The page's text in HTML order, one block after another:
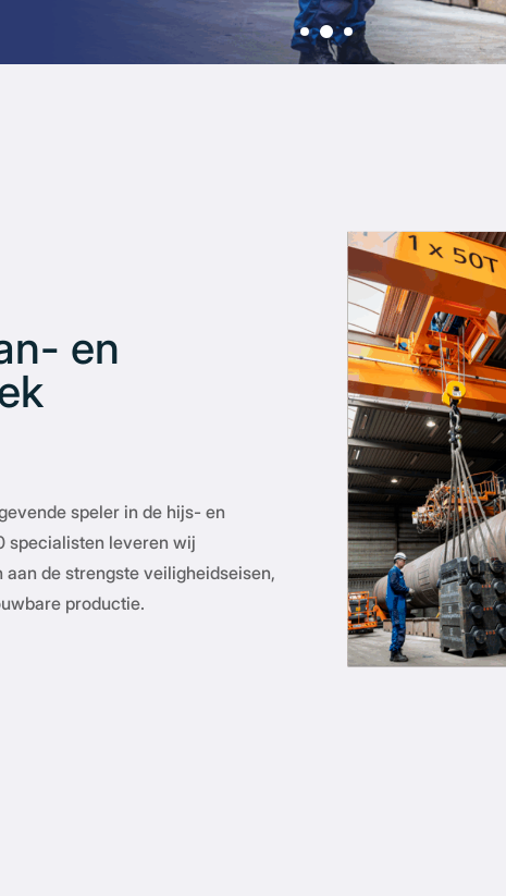
en
speler in de hijs- en
specialisten leveren wij
de strengste veiligheidseisen,
productie.